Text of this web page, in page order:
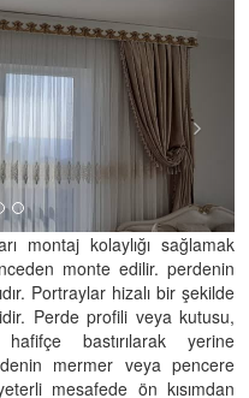
montaj kolaylığı sağlamak
monte edilir. perdenin
Portraylar hizalı bir şekilde
Perde profili veya kutusu,
bastırılarak yerine
mermer veya pencere
mesafede ön kısımdan